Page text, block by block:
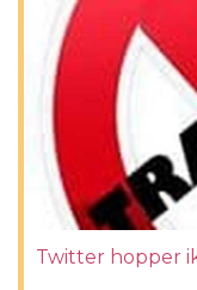
Twitter hopper